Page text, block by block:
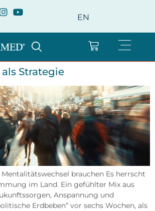
EN
Strategie
brauchen Es herrscht
im Land. Ein gefühlter Mix aus
Anspannung und
Erdbeben“ vor sechs Wochen, als